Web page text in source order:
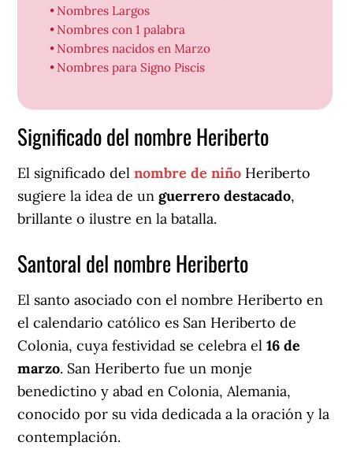
Nombres Largos
Nombres con 1 palabra
Nombres nacidos en Marzo
Nombres para Signo Piscis
Significado del nombre Heriberto
El significado delnombre de niño Heriberto
sugiere la idea de unguerrero destacado,
brillante o ilustre en la batalla.
Santoral del nombre Heriberto
El santo asociado con el nombre Heriberto en
el calendario católico es San Heriberto de
Colonia, cuya festividad se celebra el16 de
marzo. San Heriberto fue un monje
benedictino y abad en Colonia, Alemania,
conocido por su vida dedicada a la oración y la
contemplación.